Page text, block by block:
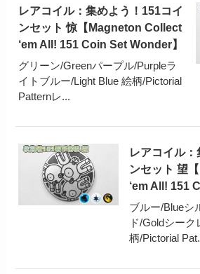
レアコイル：集めよう！151コイ
ンセット 惊【Magneton Collect
‘em All! 151 Coin Set Wonder】
グリーン/Greenパープル/Purpleラ
イトブルー/Light Blue 絵柄/Pictorial
Patternレ...
レアコイル
ンセット 望
‘em All! 151
ブルー/Blueシ
ド/Goldシー
柄/Pictorial